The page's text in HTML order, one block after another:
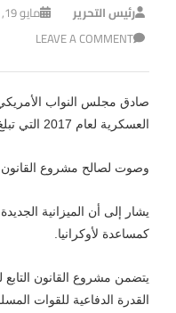
رئيس التحرير مايو 19, 2016
LEAVE A COMMENT
العسكرية لعام 2017 التي تبلغ 602 مليار دولار
وصوت لصالح مشروع القانون 277 نائبا، فيما عارضه 147 آخرين
كمساعدة لأوكرانيا
يتضمن مشروع القانون
القدرة الدفاعية للقوات